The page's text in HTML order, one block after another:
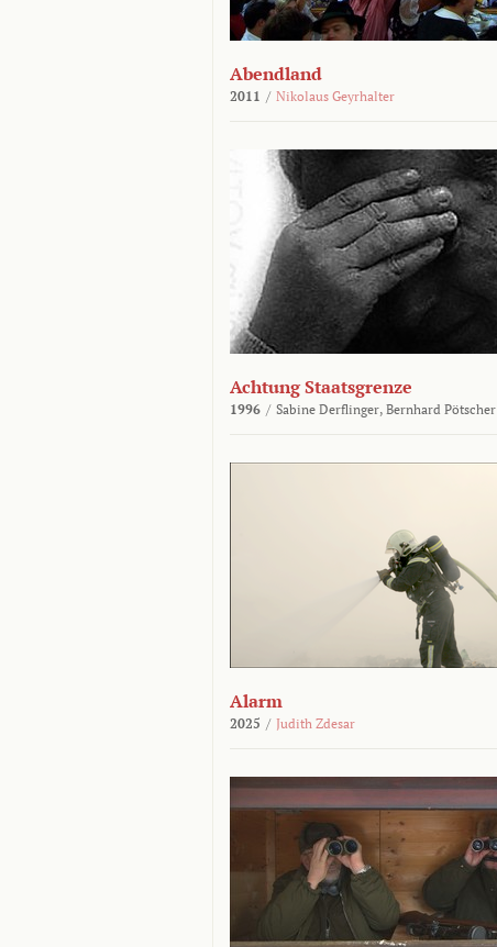
Abendland
2011 / Nikolaus Geyrhalter
Achtung Staatsgrenze
1996 / Sabine Derflinger, Bernhard Pötscher
Alarm
2025 / Judith Zdesar